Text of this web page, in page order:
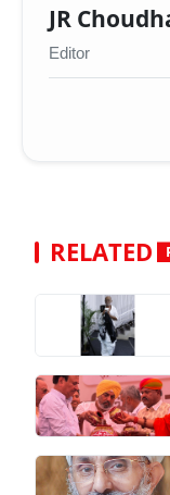
JR
Editor
RELATED